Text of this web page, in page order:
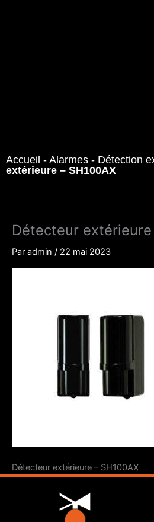
Accueil - Alarmes - Détection
extérieure – SH100AX
Détecteur extérieure
Par admin / 22 mai 2023
Détecteur extérieure – SH100AX